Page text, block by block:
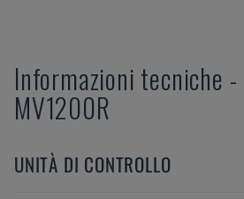
Informazioni tecniche -
MV1200R
UNITÀ DI CONTROLLO